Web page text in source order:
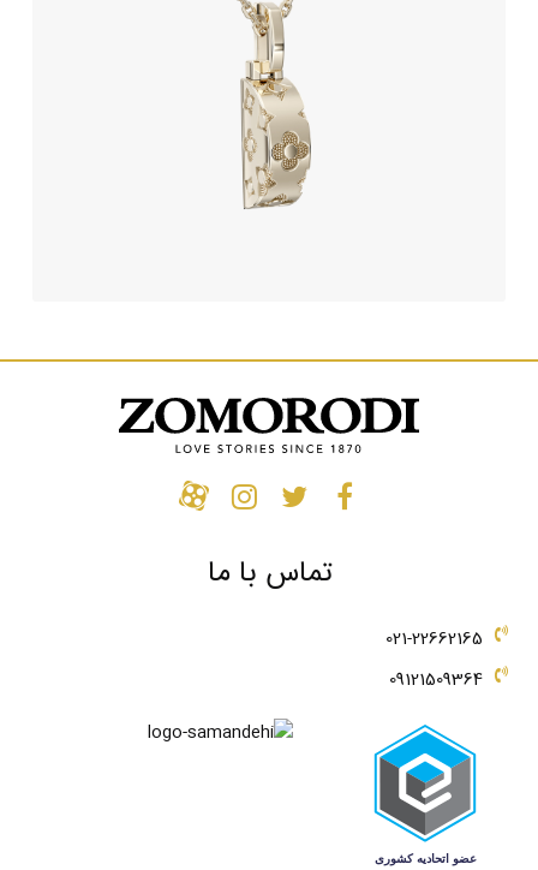
232,440,000
تماس با ما
021-22662165
09121509364